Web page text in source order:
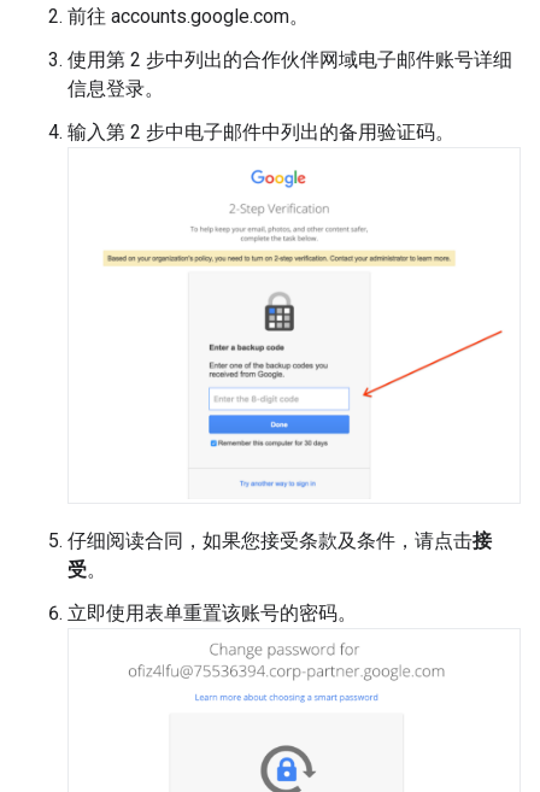
前往 accounts.google.com。
使用第 2 步中列出的合作伙伴网域电子邮件账号详细
信息登录。
输入第 2 步中电子邮件中列出的备用验证码。
仔细阅读合同，如果您接受条款及条件，请点击接
受。
立即使用表单重置该账号的密码。